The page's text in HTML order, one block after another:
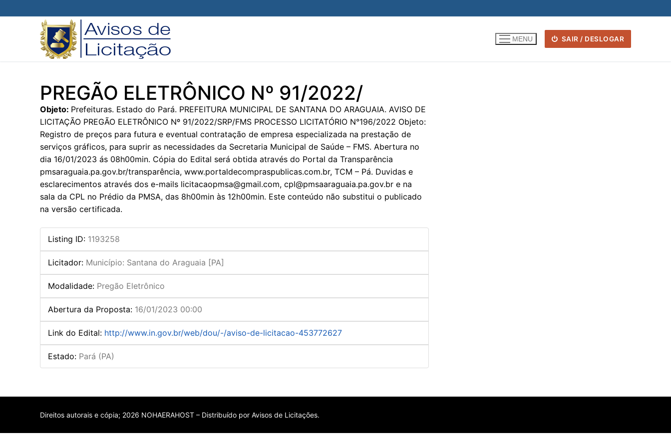
para
MENU SAIR / DESLOGAR
PREGÃO ELETRÔNICO Nº 91/2022/
Objeto: Prefeituras. Estado do Pará. PREFEITURA MUNICIPAL DE SANTANA DO ARAGUAIA. AVISO DE
LICITAÇÃO PREGÃO ELETRÔNICO Nº 91/2022/SRP/FMS PROCESSO LICITATÓRIO N°196/2022 Objeto:
Registro de preços para futura e eventual contratação de empresa especializada na prestação de
serviços gráficos, para suprir as necessidades da Secretaria Municipal de Saúde – FMS. Abertura no
dia 16/01/2023 ás 08h00min. Cópia do Edital será obtida através do Portal da Transparência
pmsaraguaia.pa.gov.br/transparência, www.portaldecompraspublicas.com.br, TCM – Pá. Duvidas e
esclarecimentos através dos e-mails licitacaopmsa@gmail.com, cpl@pmsaaraguaia.pa.gov.br e na
sala da CPL no Prédio da PMSA, das 8h00min às 12h00min. Este conteúdo não substitui o publicado
na versão certificada.
Listing ID: 1193258
Licitador: Município: Santana do Araguaia [PA]
Modalidade: Pregão Eletrônico
Abertura da Proposta: 16/01/2023 00:00
Link do Edital: http://www.in.gov.br/web/dou/-/aviso-de-licitacao-453772627
Estado: Pará (PA)
Direitos autorais e cópia; 2026 NOHAERAHOST – Distribuído por Avisos de Licitações.